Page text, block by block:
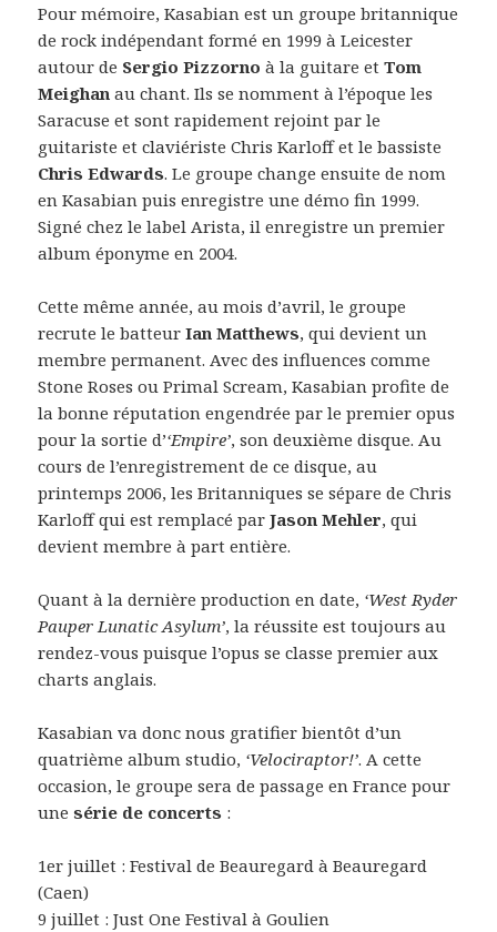
Pour mémoire, Kasabian est un groupe britannique
de rock indépendant formé en 1999 à Leicester
autour de Sergio Pizzorno à la guitare etTom
Meighan au chant. Ils se nomment à l’époque les
Saracuse et sont rapidement rejoint par le
guitariste et claviériste Chris Karloff et le bassiste
Chris Edwards. Le groupe change ensuite de nom
en Kasabian puis enregistre une démo fin 1999.
Signé chez le label Arista, il enregistre un premier
album éponyme en 2004.
Cette même année, au mois d’avril, le groupe
recrute le batteurIan Matthews, qui devient un
membre permanent. Avec des influences comme
Stone Roses ou Primal Scream, Kasabian profite de
la bonne réputation engendrée par le premier opus
pour la sortie d’‘Empire’, son deuxième disque. Au
cours de l’enregistrement de ce disque, au
printemps 2006, les Britanniques se sépare de Chris
Karloff qui est remplacé parJason Mehler, qui
devient membre à part entière.
Quant à la dernière production en date, ‘West Ryder
Pauper Lunatic Asylum’, la réussite est toujours au
rendez-vous puisque l’opus se classe premier aux
charts anglais.
Kasabian va donc nous gratifier bientôt d’un
quatrième album studio, ‘Velociraptor!’. A cette
occasion, le groupe sera de passage en France pour
unesérie de concerts :
1er juillet : Festival de Beauregard à Beauregard
(Caen)
9 juillet : Just One Festival à Goulien